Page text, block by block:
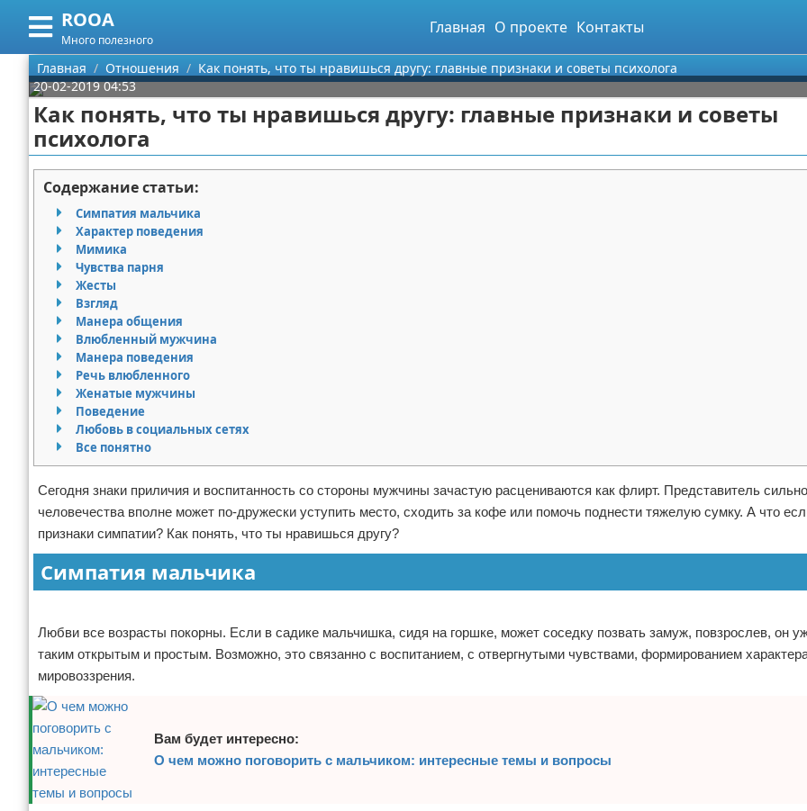
ROOA
Много полезного
Главная О проекте Контакты
Меню
Главная
Категории
Рукоделие
Программирование
Бизнес
Красота
Мода
Отношения
Самосовершенствование
Финансы
Поиск
О проекте
Контакты
Сотрудничество
Размещение рекламы
Для правообладателей
Условия предоставления информации
Отказ от ответственности
Главная Отношения
Как понять, что ты нравишься другу: главные признаки и советы психолога
20-02-2019 04:53
Как понять, что ты нравишься другу: главные признаки и советы
психолога
Содержание статьи:
Симпатия мальчика
Характер поведения
Мимика
Чувства парня
Жесты
Взгляд
Манера общения
Влюбленный мужчина
Манера поведения
Речь влюбленного
Женатые мужчины
Поведение
Любовь в социальных сетях
Все понятно
Сегодня знаки приличия и воспитанность со стороны мужчины зачастую расцениваются как флирт. Представитель
человечества вполне может по-дружески уступить место, сходить за кофе или помочь поднести тяжелую сумку. А что
признаки симпатии? Как понять, что ты нравишься другу?
Симпатия мальчика
Любви все возрасты покорны. Если в садике мальчишка, сидя на горшке, может соседку позвать замуж, повзрослев, он
таким открытым и простым. Возможно, это связанно с воспитанием, с отвергнутыми чувствами, формированием
мировоззрения.
Вам будет интересно:
О чем можно поговорить с мальчиком: интересные темы и вопросы